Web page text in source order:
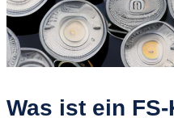
Was ist ein